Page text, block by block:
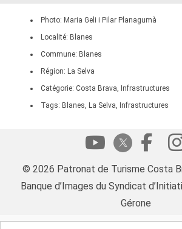
Photo: Maria Geli i Pilar Planagumà
Localité: Blanes
Commune: Blanes
Région: La Selva
Catégorie: Costa Brava, Infrastructures
Tags: Blanes, La Selva, Infrastructures
© 2026 Patronat de Turisme Costa
Banque d’Images du Syndicat
Gérone